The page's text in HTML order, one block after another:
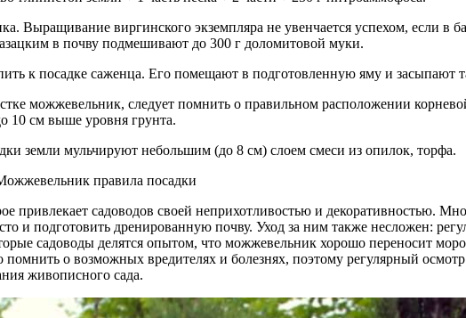
Выращивание виргинского экземпляра не увенчается успехом, если в
в почву подмешивают до 300 г доломитовой муки.
к посадке саженца. Его помещают в подготовленную яму и
можжевельник, следует помнить о правильном расположении
10 см выше уровня грунта.
земли мульчируют небольшим (до 8 см) слоем смеси из опилок, торфа.
привлекает садоводов своей неприхотливостью и декоративностью.
и подготовить дренированную почву. Уход за ним также несложен:
садоводы делятся опытом, что можжевельник хорошо переносит
о возможных вредителях и болезнях, поэтому регулярный
живописного сада.